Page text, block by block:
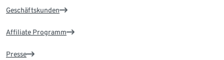
Geschäftskunden
Affiliate Programm
Presse